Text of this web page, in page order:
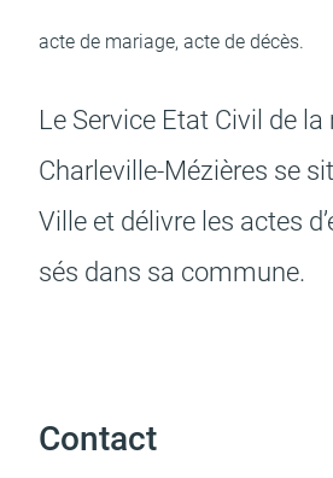
Budget participatif
acte de mariage, acte de décès.
Le Service Etat Civil de
Char­­le­­ville-Mézières se
Ville et délivre les actes
sés dans sa commune.
Contact